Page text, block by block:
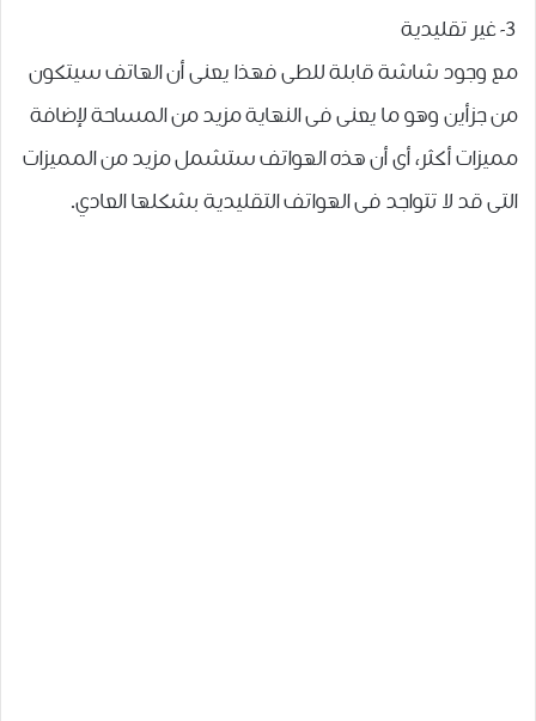
3- غير تقليدية
مع وجود شاشة قابلة للطى فهذا يعنى أن الهاتف سيتكون
من جزأين وهو ما يعنى فى النهاية مزيد من المساحة لإضافة
مميزات أكثر، أى أن هذه الهواتف ستشمل مزيد من المميزات
التى قد لا تتواجد فى الهواتف التقليدية بشكلها العادي.